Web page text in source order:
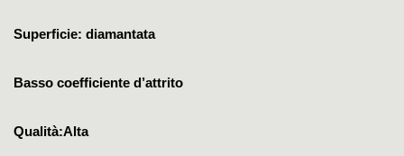
Superficie: diamantata
Basso coefficiente d’attrito
Qualità:Alta